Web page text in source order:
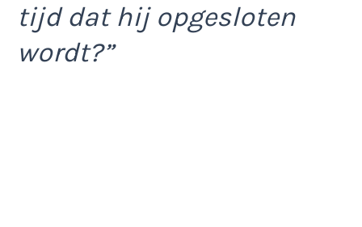
tijd dat hij opgesloten
wordt?”